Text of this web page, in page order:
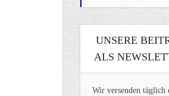
UNSERE
ALS
Wir versenden täglich